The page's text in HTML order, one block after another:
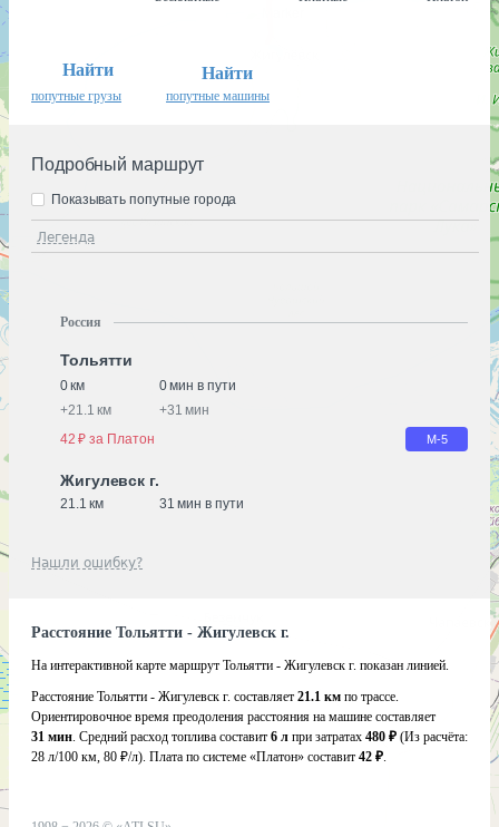
Найти
попутные грузы
Найти
попутные машины
Подробный маршрут
Легенда
Показывать попутные города
Россия
Тольятти
0 км
0 мин в пути
+21.1 км +31 мин
42 ₽ за Платон
М-5
Жигулевск г.
21.1 км 31 мин в пути
Нашли ошибку?
Расстояние Тольятти - Жигулевск г.
На интерактивной карте маршрут Тольятти - Жигулевск г. показан линией.
Расстояние Тольятти - Жигулевск г. составляет 21.1 км по трассе.
Ориентировочное время преодоления расстояния на машине составляет
31 мин. Средний расход топлива составит 6 л при затратах 480 ₽ (Из расчёта:
28 л/100 км, 80 ₽/л). Плата по системе «Платон» составит 42 ₽.